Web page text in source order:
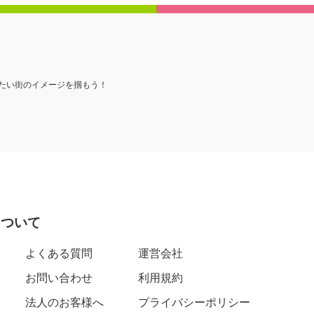
い街のイメージを掴もう！
いて
よくある質問
お問い合わせ
法人のお客様へ
運営会社
利用規約
プライバシーポリシー